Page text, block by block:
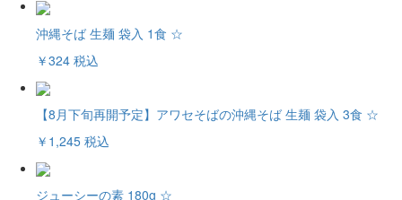
沖縄そば 生麺 袋入 1食 ☆
￥324 税込
【8月下旬再開予定】アワセそばの沖縄そば 生麺 袋入 3食 ☆
￥1,245 税込
ジューシーの素 180g ☆